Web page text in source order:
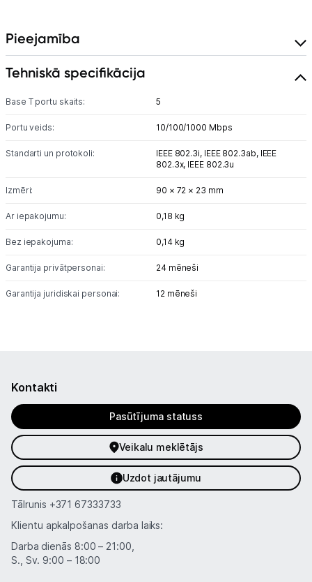
Tehnikas izvešana
Tet pakalpojumi
Pieejamība
Tehniskā specifikācija
Base T portu skaits: 5
Portu veids: 10/100/1000 Mbps
Standarti un protokoli: IEEE 802.3i, IEEE 802.3ab, IEEE
802.3x, IEEE 802.3u
Izmēri: 90 × 72 × 23 mm
Ar iepakojumu: 0,18 kg
Bez iepakojuma: 0,14 kg
Garantija privātpersonai: 24 mēneši
Garantija juridiskai personai: 12 mēneši
Kontakti
Pasūtījuma statuss
Veikalu meklētājs
Uzdot jautājumu
Tālrunis +371 67333733
Klientu apkalpošanas darba laiks:
Darba dienās 8:00 – 21:00,
S., Sv. 9:00 – 18:00